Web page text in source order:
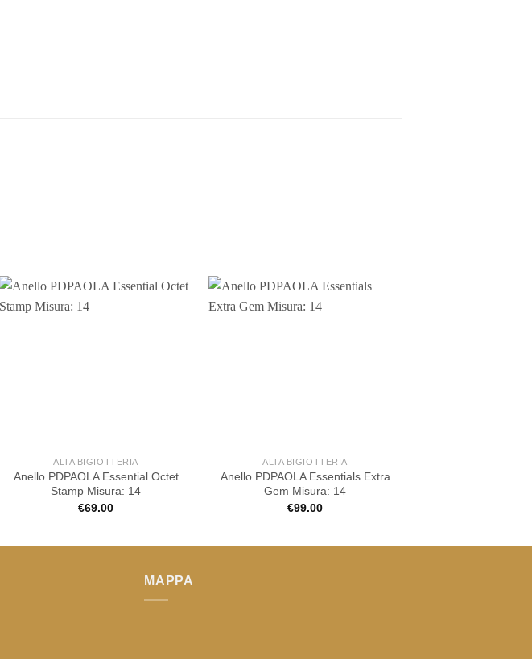
ALTA BIGIOTTERIA
Anello PDPAOLA Essential Octet
Stamp Misura: 14
€69.00
ALTA BIGIOTTERIA
Anello PDPAOLA Essentials Extra
Gem Misura: 14
€99.00
MAPPA